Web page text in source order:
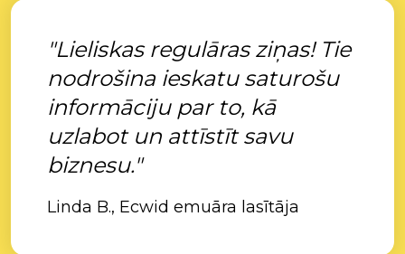
"Lieliskas regulāras ziņas! Tie
nodrošina ieskatu saturošu
informāciju par to, kā
uzlabot un attīstīt savu
biznesu."
Linda B., Ecwid emuāra lasītāja